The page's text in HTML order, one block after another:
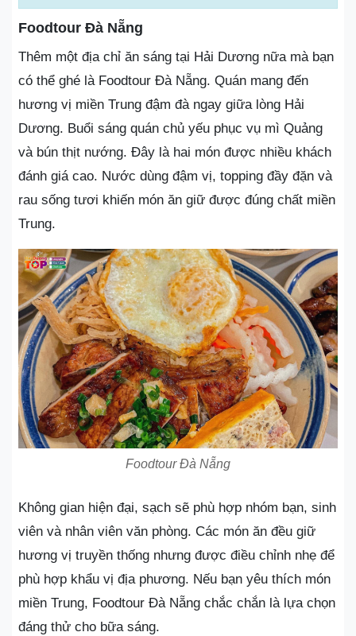
Foodtour Đà Nẵng
Thêm một địa chỉ ăn sáng tại Hải Dương nữa mà bạn
có thể ghé là Foodtour Đà Nẵng. Quán mang đến
hương vị miền Trung đậm đà ngay giữa lòng Hải
Dương. Buổi sáng quán chủ yếu phục vụ mì Quảng
và bún thịt nướng. Đây là hai món được nhiều khách
đánh giá cao. Nước dùng đậm vị, topping đầy đặn và
rau sống tươi khiến món ăn giữ được đúng chất miền
Trung.
Foodtour Đà Nẵng
Không gian hiện đại, sạch sẽ phù hợp nhóm bạn, sinh
viên và nhân viên văn phòng. Các món ăn đều giữ
hương vị truyền thống nhưng được điều chỉnh nhẹ để
phù hợp khẩu vị địa phương. Nếu bạn yêu thích món
miền Trung, Foodtour Đà Nẵng chắc chắn là lựa chọn
đáng thử cho bữa sáng.